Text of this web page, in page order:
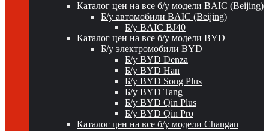
Каталог цен на все б/у модели BAIC (Beijing)
Б/у автомобили BAIC (Beijing)
Б/у BAIC BJ40
Каталог цен на все б/у модели BYD
Б/у электромобили BYD
Б/у BYD Denza
Б/у BYD Han
Б/у BYD Song Plus
Б/у BYD Tang
Б/у BYD Qin Plus
Б/у BYD Qin Pro
Каталог цен на все б/у модели Changan